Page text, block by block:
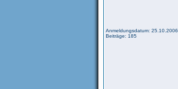
Anmeldungsdatum: 25.10.2006
Beiträge: 185